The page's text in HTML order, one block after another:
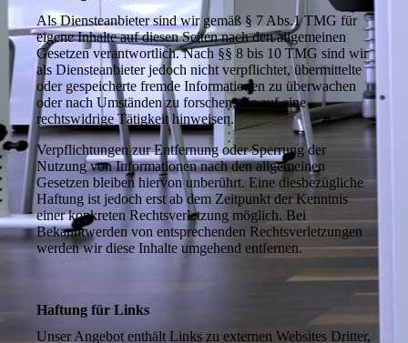
Als Diensteanbieter sind wir gemäß § 7 Abs.1 TMG für
eigene Inhalte auf diesen Seiten nach den allgemeinen
Gesetzen verantwortlich. Nach §§ 8 bis 10 TMG sind wir
als Diensteanbieter jedoch nicht verpflichtet, übermittelte
oder gespeicherte fremde Informationen zu überwachen
oder nach Umständen zu forschen, die auf eine
rechtswidrige Tätigkeit hinweisen.
Verpflichtungen zur Entfernung oder Sperrung der
Nutzung von Informationen nach den allgemeinen
Gesetzen bleiben hiervon unberührt. Eine diesbezügliche
Haftung ist jedoch erst ab dem Zeitpunkt der Kenntnis
einer konkreten Rechtsverletzung möglich. Bei
Bekanntwerden von entsprechenden Rechtsverletzungen
werden wir diese Inhalte umgehend entfernen.
Haftung für Links
Unser Angebot enthält Links zu externen Websites Dritter,